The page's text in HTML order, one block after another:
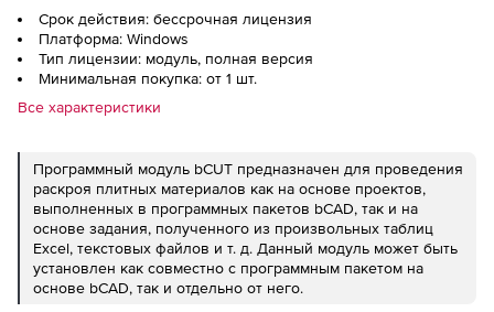
Срок действия: бессрочная лицензия
Платформа: Windows
Тип лицензии: модуль, полная версия
Минимальная покупка: от 1 шт.
Все характеристики
Программный модуль bCUT предназначен для проведения
раскроя плитных материалов как на основе проектов,
выполненных в программных пакетов bCAD, так и на
основе задания, полученного из произвольных таблиц
Excel, текстовых файлов и т. д. Данный модуль может быть
установлен как совместно с программным пакетом на
основе bCAD, так и отдельно от него.